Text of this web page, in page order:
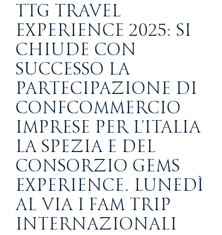
TTG TRAVEL
EXPERIENCE 2025: SI
CHIUDE CON
SUCCESSO LA
PARTECIPAZIONE DI
CONFCOMMERCIO
IMPRESE PER L’ITALIA
LA SPEZIA E DEL
CONSORZIO GEMS
EXPERIENCE. LUNEDÌ
AL VIA I FAM TRIP
INTERNAZIONALI